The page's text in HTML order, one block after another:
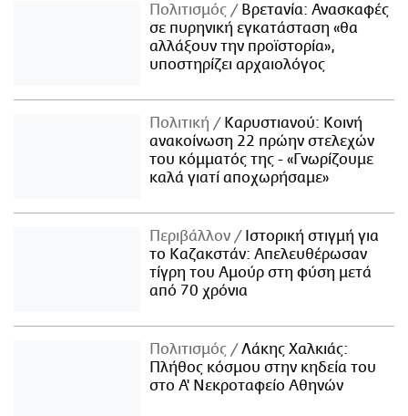
Πολιτισμός
Βρετανία: Ανασκαφές
σε πυρηνική εγκατάσταση «θα
αλλάξουν την προϊστορία»,
υποστηρίζει αρχαιολόγος
Πολιτική
Καρυστιανού: Κοινή
ανακοίνωση 22 πρώην στελεχών
του κόμματός της - «Γνωρίζουμε
καλά γιατί αποχωρήσαμε»
Περιβάλλον
Ιστορική στιγμή για
το Καζακστάν: Απελευθέρωσαν
τίγρη του Αμούρ στη φύση μετά
από 70 χρόνια
Πολιτισμός
Λάκης Χαλκιάς:
Πλήθος κόσμου στην κηδεία του
στο Α' Νεκροταφείο Αθηνών